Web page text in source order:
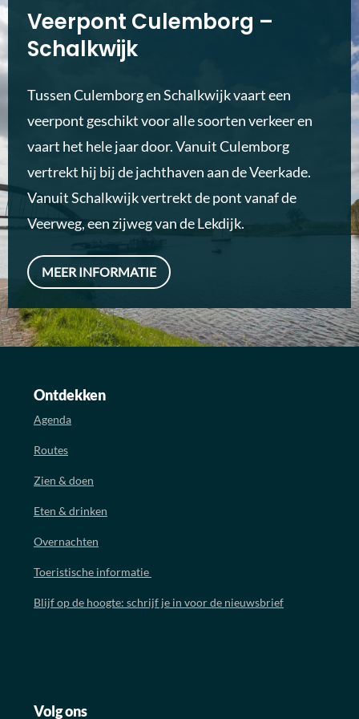
Veerpont Culemborg –
Schalkwijk
Tussen Culemborg en Schalkwijk vaart een
veerpont geschikt voor alle soorten verkeer en
vaart het hele jaar door. Vanuit Culemborg
vertrekt hij bij de jachthaven aan de Veerkade.
Vanuit Schalkwijk vertrekt de pont vanaf de
Veerweg, een zijweg van de Lekdijk.
MEER INFORMATIE
Ontdekken
Agenda
Routes
Zien & doen
Eten & drinken
Overnachten
Toeristische informatie
Blijf op de hoogte: schrijf je in voor de nieuwsbrief
Volg ons